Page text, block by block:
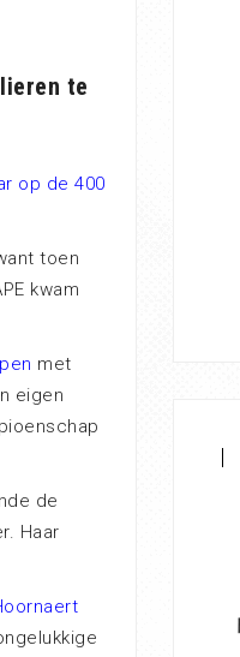
te
op de 400
toen
kwam
met
eigen
de
Haar